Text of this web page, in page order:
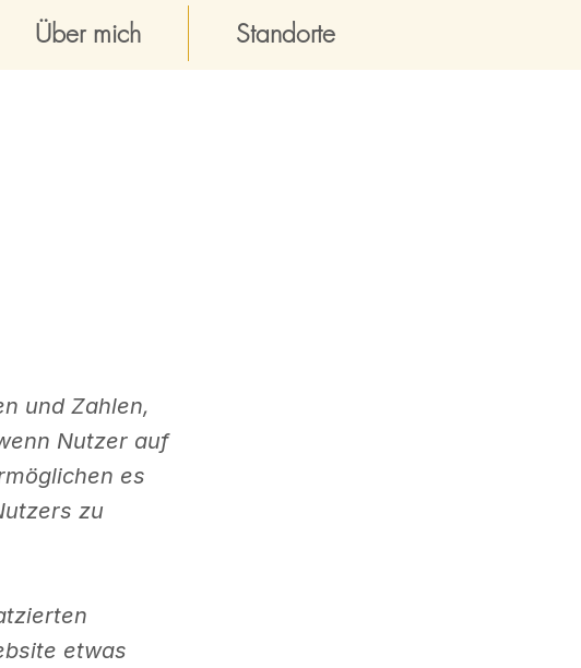
Über mich Standorte
und Zahlen,
Nutzer auf
es
zu
etwas